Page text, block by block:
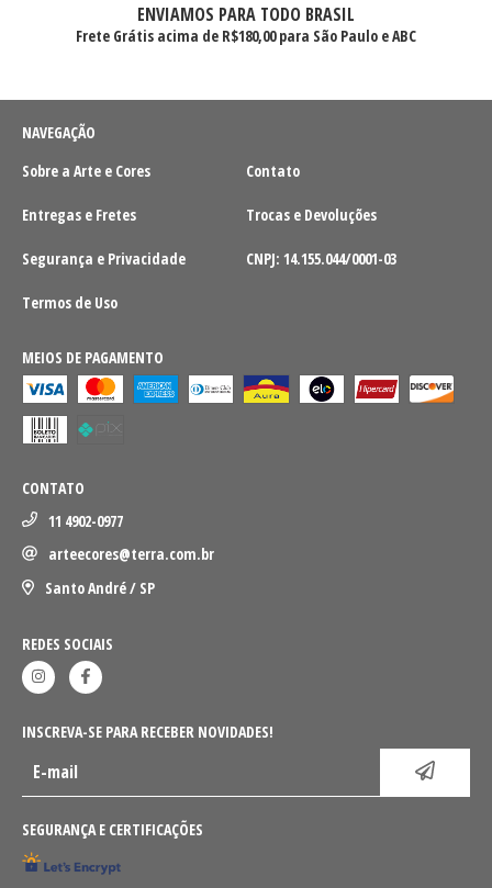
ENVIAMOS PARA TODO BRASIL
Frete Grátis acima de R$180,00 para São Paulo e ABC
NAVEGAÇÃO
Sobre a Arte e Cores
Contato
Entregas e Fretes Trocas e Devoluções
Segurança e Privacidade CNPJ: 14.155.044/0001-03
Termos de Uso
MEIOS DE PAGAMENTO
CONTATO
11 4902-0977
arteecores@terra.com.br
Santo André / SP
REDES SOCIAIS
INSCREVA-SE PARA RECEBER NOVIDADES!
SEGURANÇA E CERTIFICAÇÕES